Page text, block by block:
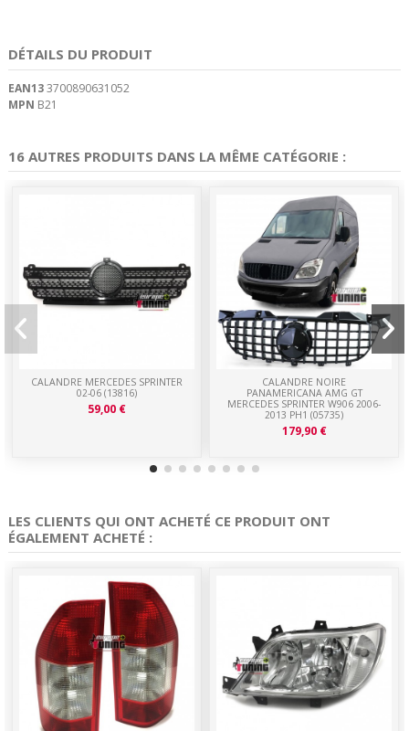
DÉTAILS DU PRODUIT
EAN133700890631052
MPN B21
16 AUTRES PRODUITS DANS LA MÊME CATÉGORIE :
CALANDRE MERCEDES SPRINTER
02-06 (13816)
59,00 €
CALANDRE NOIRE
PANAMERICANA AMG GT
MERCEDES SPRINTER W906 2006-
2013 PH1 (05735)
179,90 €
LES CLIENTS QUI ONT ACHETÉ CE PRODUIT ONT
ÉGALEMENT ACHETÉ :